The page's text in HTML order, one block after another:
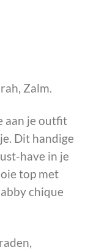
Zalm.
aan je outfit
Dit handige
have in je
top met
chique